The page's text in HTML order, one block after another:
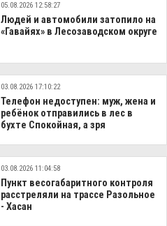
05.08.2026 12:58:27
Людей и автомобили затопило на
«Гавайях» в Лесозаводском округе
03.08.2026 17:10:22
Телефон недоступен: муж, жена и
ребёнок отправились в лес в
бухте Спокойная, а зря
03.08.2026 11:04:58
Пункт весогабаритного контроля
расстреляли на трассе Разольное
- Хасан